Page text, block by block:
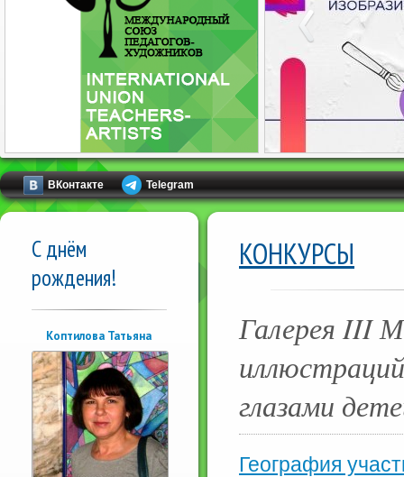
ВКонтакте Telegram
С днём
рождения!
Коптилова Татьяна
КОНКУРСЫ
Галерея III
глазами
География